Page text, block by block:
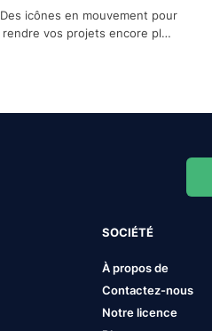
Des icônes en mouvement pour
rendre vos projets encore plus
SOCIÉTÉ
À propos de
Contactez-nous
Notre licence